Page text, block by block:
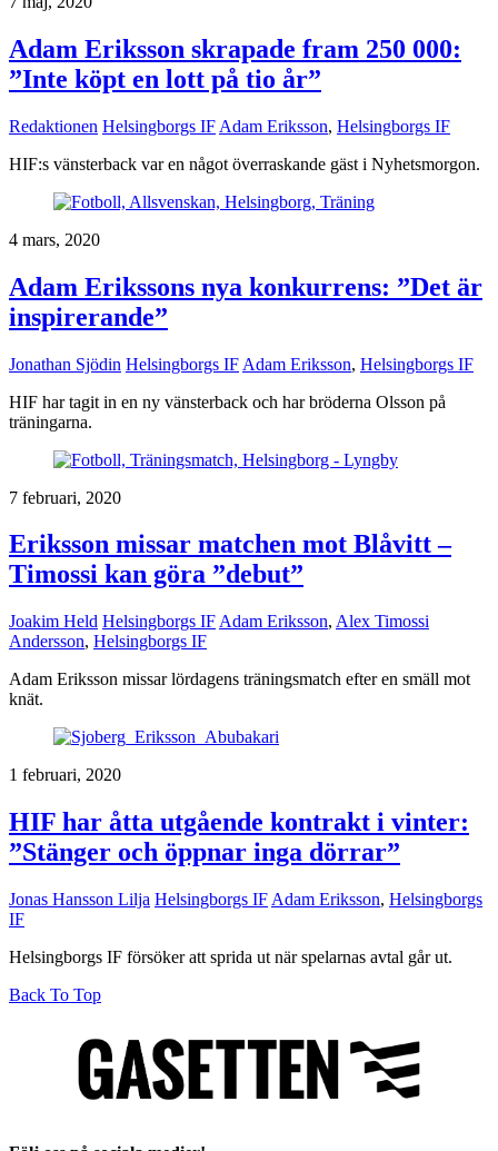
Adam Eriksson skrapade fram 250 000:
”Inte köpt en lott på tio år”
Redaktionen Helsingborgs IF Adam Eriksson, Helsingborgs IF
HIF:s vänsterback var en något överraskande gäst i Nyhetsmorgon.
4 mars, 2020
Adam Erikssons nya konkurrens: ”Det är
inspirerande”
Jonathan Sjödin Helsingborgs IF Adam Eriksson, Helsingborgs IF
HIF har tagit in en ny vänsterback och har bröderna Olsson på
träningarna.
7 februari, 2020
Eriksson missar matchen mot Blåvitt –
Timossi kan göra ”debut”
Joakim Held Helsingborgs IF Adam Eriksson, Alex Timossi
Andersson, Helsingborgs IF
Adam Eriksson missar lördagens träningsmatch efter en smäll mot
knät.
1 februari, 2020
HIF har åtta utgående kontrakt i vinter:
”Stänger och öppnar inga dörrar”
Jonas Hansson Lilja Helsingborgs IF Adam Eriksson, Helsingborgs
IF
Helsingborgs IF försöker att sprida ut när spelarnas avtal går ut.
Back To Top